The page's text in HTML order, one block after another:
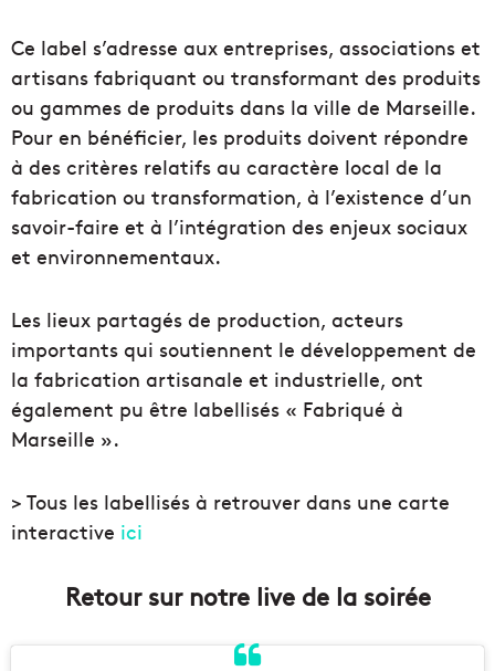
Ce label s’adresse aux entreprises, associations et
artisans fabriquant ou transformant des produits
ou gammes de produits dans la ville de Marseille.
Pour en bénéficier, les produits doivent répondre
à des critères relatifs au caractère local de la
fabrication ou transformation, à l’existence d’un
savoir-faire et à l’intégration des enjeux sociaux
et environnementaux.
Les lieux partagés de production, acteurs
importants qui soutiennent le développement de
la fabrication artisanale et industrielle, ont
également pu être labellisés « Fabriqué à
Marseille ».
> Tous les labellisés à retrouver dans une carte
interactive ici
Retour sur notre live de la soirée